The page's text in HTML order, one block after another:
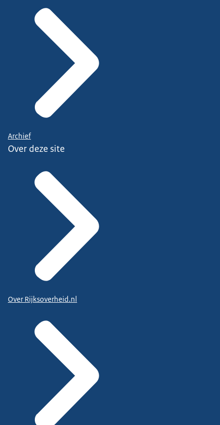
Archief
Over deze site
Over Rijksoverheid.nl